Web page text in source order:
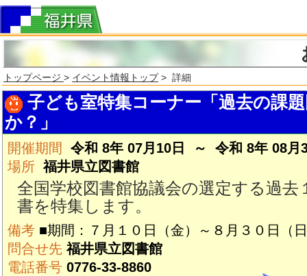
トップページ > イベント情報トップ> 詳細
子ども室特集コーナー「過去の課
か？」
開催期間
令和 8年 07月10日 ～ 令和 8年 08月
場所 福井県立図書館
全国学校図書館協議会の選定する過去
書を特集します。
備考 ■期間：７月１０日（金）～８月３０日（
問合せ先福井県立図書館
電話番号 0776-33-8860